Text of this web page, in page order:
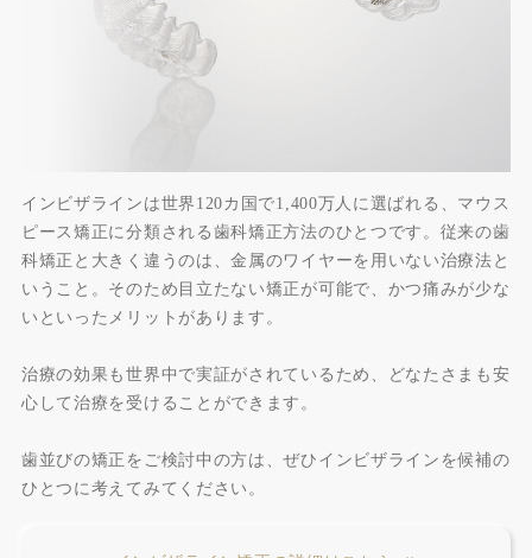
インビザラインは世界120カ国で1,400万人に選ばれる、マウス
ピース矯正に分類される歯科矯正方法のひとつです。従来の歯
科矯正と大きく違うのは、金属のワイヤーを用いない治療法と
いうこと。そのため目立たない矯正が可能で、かつ痛みが少な
いといったメリットがあります。
治療の効果も世界中で実証がされているため、どなたさまも安
心して治療を受けることができます。
歯並びの矯正をご検討中の方は、ぜひインビザラインを候補の
ひとつに考えてみてください。